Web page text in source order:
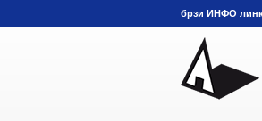
брзи ИНФО